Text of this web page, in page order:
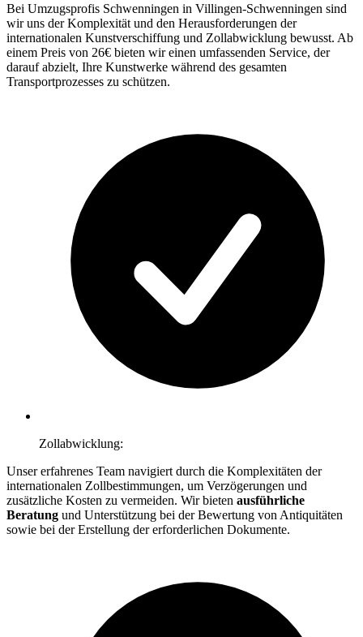
Bei Umzugsprofis Schwenningen in Villingen-Schwenningen sind
wir uns der Komplexität und den Herausforderungen der
internationalen Kunstverschiffung und Zollabwicklung bewusst. Ab
einem Preis von 26€ bieten wir einen umfassenden Service, der
darauf abzielt, Ihre Kunstwerke während des gesamten
Transportprozesses zu schützen.
Zollabwicklung:
Unser erfahrenes Team navigiert durch die Komplexitäten der
internationalen Zollbestimmungen, um Verzögerungen und
zusätzliche Kosten zu vermeiden. Wir bieten ausführliche
Beratung und Unterstützung bei der Bewertung von Antiquitäten
sowie bei der Erstellung der erforderlichen Dokumente.